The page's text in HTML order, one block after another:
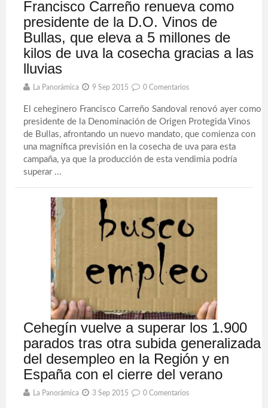
Francisco Carreño renueva como
presidente de la D.O. Vinos de
Bullas, que eleva a 5 millones de
kilos de uva la cosecha gracias a las
lluvias
La Panorámica 9 Sep 2015 0 Comentarios
El ceheginero Francisco Carreño Sandoval renovó ayer como
presidente de la Denominación de Origen Protegida Vinos
de Bullas, afrontando un nuevo mandato, que comienza con
una magnífica previsión en la cosecha de uva para esta
campaña, ya que la producción de esta vendimia podría
superar ...
Cehegín vuelve a superar los 1.900
parados tras otra subida generalizada
del desempleo en la Región y en
España con el cierre del verano
La Panorámica 3 Sep 2015 0 Comentarios